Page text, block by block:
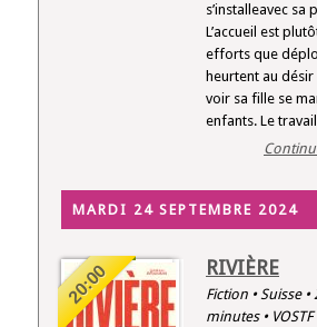
s’installeavec sa
L’accueil est
efforts que
heurtent au
voir sa fille se
enfants. Le
MARDI 24 SEPTEMBRE 2024
20:00 RIVIÈRE
Fiction • Suisse •
minutes • VOSTF